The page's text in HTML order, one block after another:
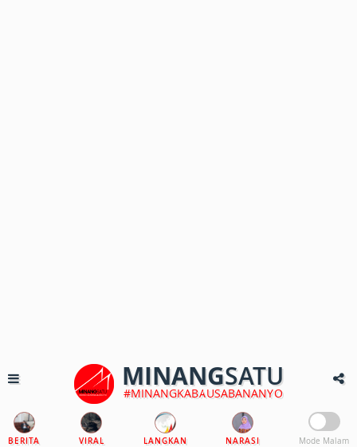
MINANGSATU
#MINANGKABAUSABANANYO
BERITA VIRAL LANGKAN NARASI Mode Malam